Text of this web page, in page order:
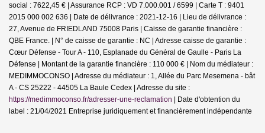
social : 7622,45 € | Assurance RCP : VD 7.000.001 / 6599 | Carte T : 9401
2015 000 002 636 | Date de délivrance : 2021-12-16 | Lieu de délivrance :
27, Avenue de FRIEDLAND 75008 Paris | Caisse de garantie financière :
QBE France. | N° de caisse de garantie : NC | Adresse caisse de garantie :
Cœur Défense - Tour A - 110, Esplanade du Général de Gaulle - Paris La
Défense | Montant de la garantie financière : 110 000 € | Nom du médiateur :
MEDIMMOCONSO | Adresse du médiateur : 1, Allée du Parc Mesemena - bât
A - CS 25222 - 44505 La Baule Cedex | Adresse du site :
https://medimmoconso.fr/adresser-une-reclamation | Date d'obtention du
label : 21/04/2021 Entreprise juridiquement et financièrement indépendante